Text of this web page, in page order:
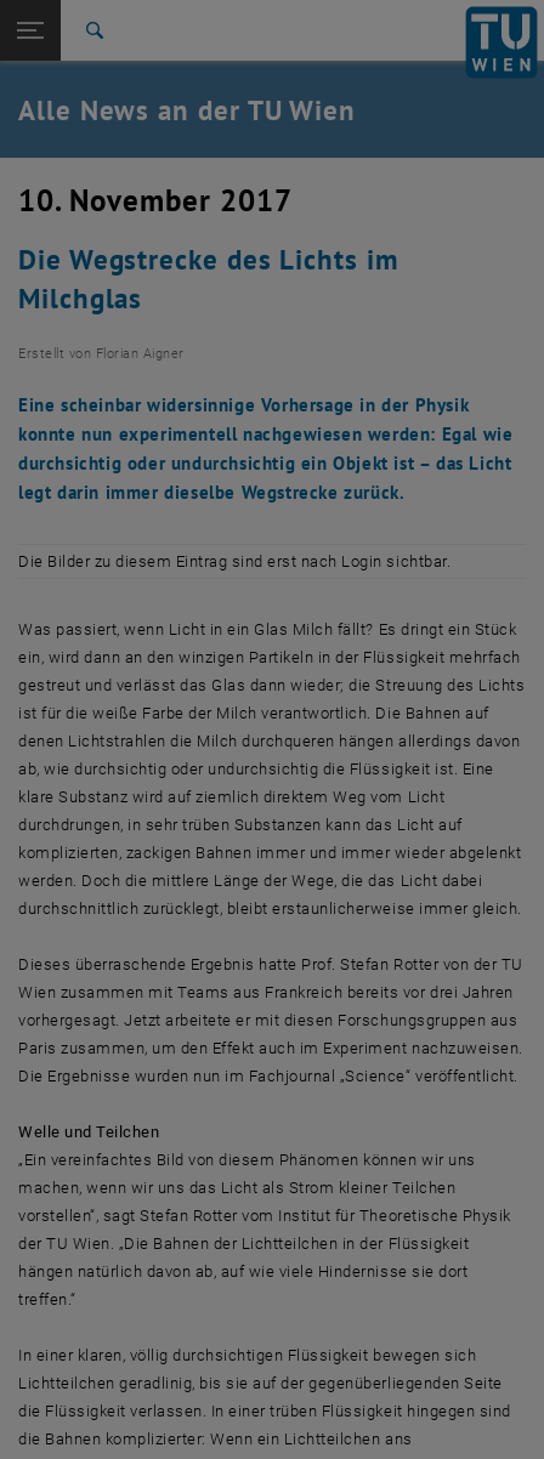
TU Login
Quicklinks
Quicklinks-Menü umschalten
Studium
Karriere
Zurück: Subseiten von TU Wien Startseite auflisten
Zurück zur letzten Ebene:
TU Wien Startseite
Übersicht
Alle News an der TU Wien
10. November 2017
Die Wegstrecke des Lichts im
Milchglas
Erstellt von Florian Aigner
Eine scheinbar widersinnige Vorhersage in der Physik
konnte nun experimentell nachgewiesen werden: Egal wie
durchsichtig oder undurchsichtig ein Objekt ist – das Licht
legt darin immer dieselbe Wegstrecke zurück.
Die Bilder zu diesem Eintrag sind erst nach Login sichtbar.
Was passiert, wenn Licht in ein Glas Milch fällt? Es dringt ein Stück
ein, wird dann an den winzigen Partikeln in der Flüssigkeit mehrfach
gestreut und verlässt das Glas dann wieder; die Streuung des Lichts
ist für die weiße Farbe der Milch verantwortlich. Die Bahnen auf
denen Lichtstrahlen die Milch durchqueren hängen allerdings davon
ab, wie durchsichtig oder undurchsichtig die Flüssigkeit ist. Eine
klare Substanz wird auf ziemlich direktem Weg vom Licht
durchdrungen, in sehr trüben Substanzen kann das Licht auf
komplizierten, zackigen Bahnen immer und immer wieder abgelenkt
werden. Doch die mittlere Länge der Wege, die das Licht dabei
durchschnittlich zurücklegt, bleibt erstaunlicherweise immer gleich.
Dieses überraschende Ergebnis hatte Prof. Stefan Rotter von der TU
Wien zusammen mit Teams aus Frankreich bereits vor drei Jahren
vorhergesagt. Jetzt arbeitete er mit diesen Forschungsgruppen aus
Paris zusammen, um den Effekt auch im Experiment nachzuweisen.
Die Ergebnisse wurden nun im Fachjournal „Science“ veröffentlicht.
Welle und Teilchen
„Ein vereinfachtes Bild von diesem Phänomen können wir uns
machen, wenn wir uns das Licht als Strom kleiner Teilchen
vorstellen“, sagt Stefan Rotter vom Institut für Theoretische Physik
der TU Wien. „Die Bahnen der Lichtteilchen in der Flüssigkeit
hängen natürlich davon ab, auf wie viele Hindernisse sie dort
treffen.“
In einer klaren, völlig durchsichtigen Flüssigkeit bewegen sich
Lichtteilchen geradlinig, bis sie auf der gegenüberliegenden Seite
die Flüssigkeit verlassen. In einer trüben Flüssigkeit hingegen sind
die Bahnen komplizierter: Wenn ein Lichtteilchen ans